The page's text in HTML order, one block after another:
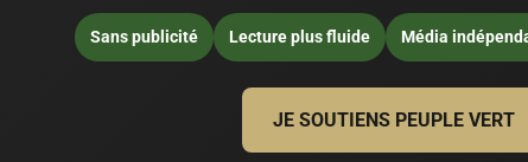
Sans publicité Lecture plus fluide Média
JE SOUTIENS PEUPLE VERT